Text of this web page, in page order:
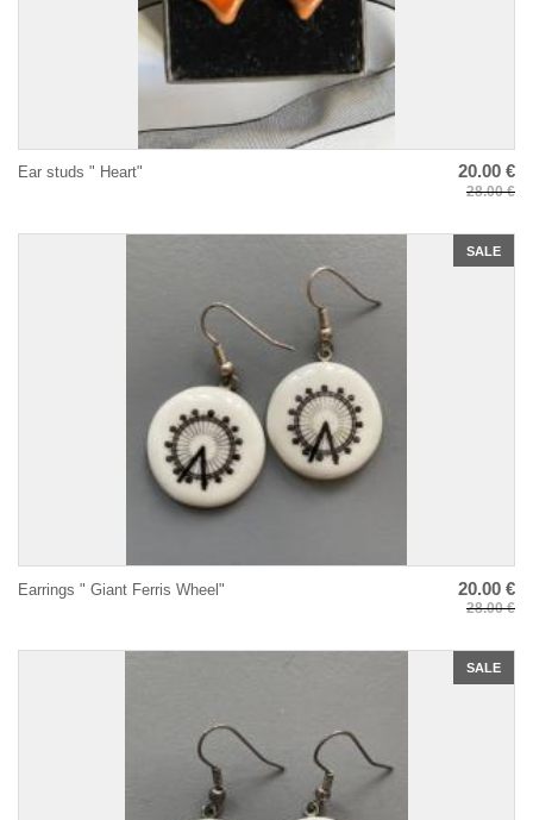
Ear studs " Heart" 20.00 €
28.00 €
SALE
Earrings " Giant Ferris Wheel" 20.00 €
28.00 €
SALE